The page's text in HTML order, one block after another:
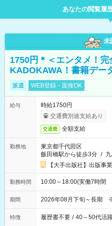
あなたの閲覧履
未
1750円＊＜エンタメ！完
KADOKAWA！書籍デー
派遣 WEB登録・面接OK
給与
時給1750円
交通費別途支給あり
交通費 全額支給
勤務地
東京都千代田区
飯田橋駅から徒歩3分 /
【大手出版社】出版事
勤務時間 10:00～18:00(実働7時間
期間 2026年08月下旬～長期
特徴 履歴書不要 / 40～50代活